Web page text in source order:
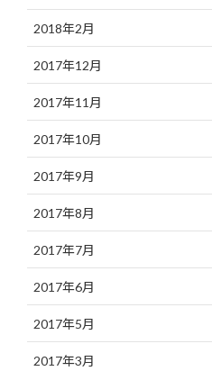
2018年2月
2017年12月
2017年11月
2017年10月
2017年9月
2017年8月
2017年7月
2017年6月
2017年5月
2017年3月